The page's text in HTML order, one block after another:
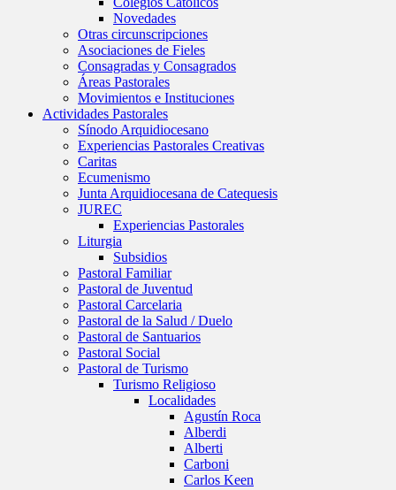
Novedades
Otras circunscripciones
Asociaciones de Fieles
Consagradas y Consagrados
Áreas Pastorales
Movimientos e Instituciones
Actividades Pastorales
Sínodo Arquidiocesano
Experiencias Pastorales Creativas
Caritas
Ecumenismo
Junta Arquidiocesana de Catequesis
JUREC
Experiencias Pastorales
Liturgia
Subsidios
Pastoral Familiar
Pastoral de Juventud
Pastoral Carcelaria
Pastoral de la Salud / Duelo
Pastoral de Santuarios
Pastoral Social
Pastoral de Turismo
Turismo Religioso
Localidades
Agustín Roca
Alberdi
Alberti
Carboni
Carlos Keen